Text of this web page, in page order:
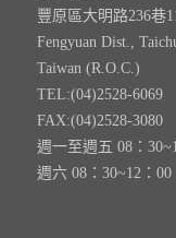
豐原區大明路236巷
Fengyuan Dist.,
Taiwan (R.O.C.)
TEL:(04)2528-6069
FAX:(04)2528-3080
週一至週五 08：
週六 08：30~12：00